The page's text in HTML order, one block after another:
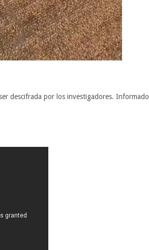
descifrada por los investigadores. Informado